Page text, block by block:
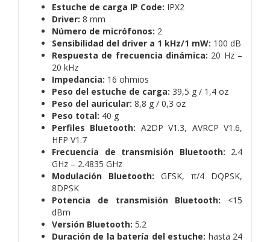
Estuche de carga IP Code: IPX2
Driver: 8 mm
Número de micrófonos: 2
Sensibilidad del driver a 1 kHz/1 mW: 100 dB
Respuesta de frecuencia dinámica: 20 Hz –
20 kHz
Impedancia: 16 ohmios
Peso del estuche de carga: 39,5 g / 1,4 oz
Peso del auricular: 8,8 g / 0,3 oz
Peso total: 40 g
Perfiles Bluetooth: A2DP V1.3, AVRCP V1.6,
HFP V1.7
Frecuencia de transmisión Bluetooth: 2.4
GHz – 2.4835 GHz
Modulación Bluetooth: GFSK, π/4 DQPSK,
8DPSK
Potencia de transmisión Bluetooth: <15
dBm
Versión Bluetooth: 5.2
Duración de la batería del estuche: hasta 24